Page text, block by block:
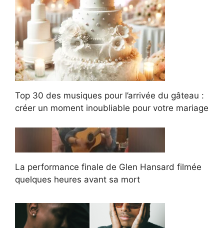
Top 30 des musiques pour l’arrivée du gâteau :
créer un moment inoubliable pour votre mariage
La performance finale de Glen Hansard filmée
quelques heures avant sa mort